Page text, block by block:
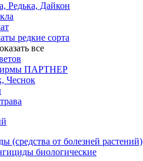
Редька, Дайкон
редкие сорта
все
ПАРТНЕР
Чеснок
(средства от болезней растений)
биологические